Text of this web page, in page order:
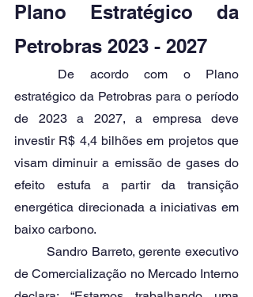
Plano Estratégico da
Petrobras 2023 - 2027
estratégico da Petrobras para o período
de 2023 a 2027, a empresa deve
investir R$ 4,4 bilhões em projetos que
visam diminuir a emissão de gases do
efeito estufa a partir da transição
energética direcionada a iniciativas em
baixo carbono.
de Comercialização no Mercado Interno